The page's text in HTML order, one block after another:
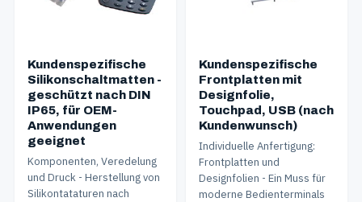
Kundenspezifische
Silikonschaltmatten -
geschützt nach DIN
IP65, für OEM-
Anwendungen
geeignet
Komponenten, Veredelung
und Druck - Herstellung von
Silikontataturen nach
Kundenspezifische
Frontplatten mit
Designfolie,
Touchpad, USB (nach
Kundenwunsch)
Individuelle Anfertigung:
Frontplatten und
Designfolien - Ein Muss für
moderne Bedienterminals